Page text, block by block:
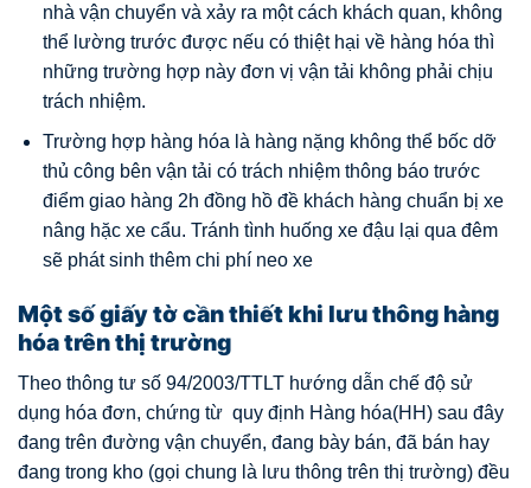
nhà vận chuyển và xảy ra một cách khách quan, không
thể lường trước được nếu có thiệt hại về hàng hóa thì
những trường hợp này đơn vị vận tải không phải chịu
trách nhiệm.
Trường hợp hàng hóa là hàng nặng không thể bốc dỡ
thủ công bên vận tải có trách nhiệm thông báo trước
điểm giao hàng 2h đồng hồ đề khách hàng chuẩn bị xe
nâng hặc xe cẩu. Tránh tình huống xe đậu lại qua đêm
sẽ phát sinh thêm chi phí neo xe
Một số giấy tờ cần thiết khi lưu thông hàng
hóa trên thị trường
Theo thông tư số 94/2003/TTLT hướng dẫn chế độ sử
dụng hóa đơn, chứng từ quy định Hàng hóa(HH) sau đây
đang trên đường vận chuyển, đang bày bán, đã bán hay
đang trong kho (gọi chung là lưu thông trên thị trường) đều